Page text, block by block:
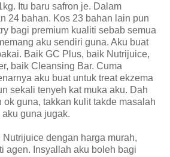
Itu baru safron je. Dalam
24 bahan. Kos 23 bahan lain pun
bagi premium kualiti sebab semua
aku sendiri guna. Aku buat
Baik GC Plus, baik Nutrijuice,
baik Cleansing Bar. Cuma
aku buat untuk treat ekzema
sekali tenyeh kat muka aku. Dah
ok guna, takkan kulit takde masalah
guna jugak.
dengan harga murah,
agen. Insyallah aku boleh bagi